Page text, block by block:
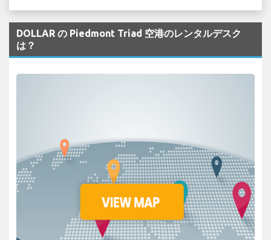
DOLLAR の Piedmont Triad 空港のレンタルデスク
は？